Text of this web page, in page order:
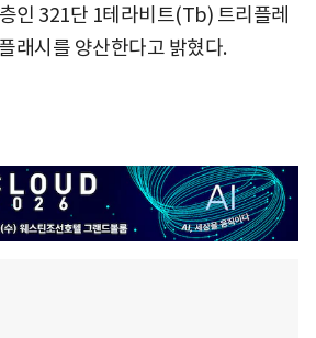
인 321단 1테라비트(Tb) 트리플레
래시를 양산한다고 밝혔다.